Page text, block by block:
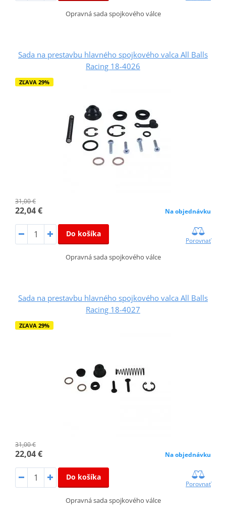
Opravná sada spojkového válce
Sada na prestavbu hlavného spojkového valca All Balls
Racing 18-4026
ZĽAVA 29%
31,00 €
22,04 € Na objednávku
Do košíka
Porovnať
Opravná sada spojkového válce
Sada na prestavbu hlavného spojkového valca All Balls
Racing 18-4027
ZĽAVA 29%
31,00 €
22,04 € Na objednávku
Do košíka
Porovnať
Opravná sada spojkového válce